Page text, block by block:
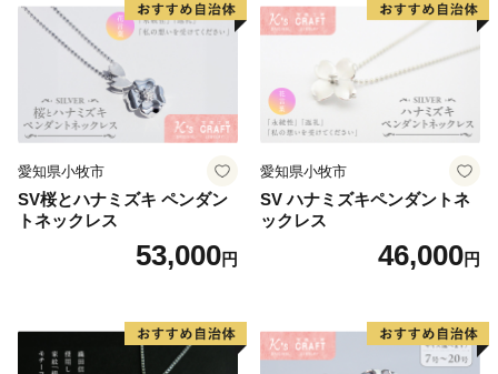
愛知県小牧市
SV桜とハナミズキ ペンダン
トネックレス
53,000円
愛知県小牧市
SV ハナミズキペンダントネ
ックレス
46,000円